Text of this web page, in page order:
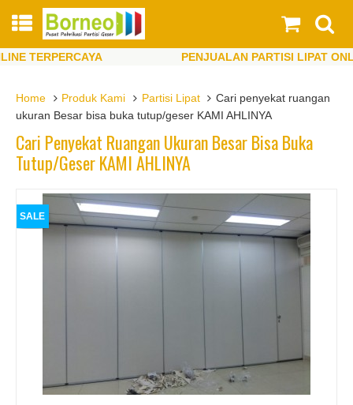
TERPERCAYA
PENJUALAN PARTISI LIPAT
Home
Produk Kami Partisi Lipat
Cari penyekat ruangan
ukuran Besar bisa buka tutup/geser KAMI AHLINYA
Cari Penyekat Ruangan Ukuran Besar Bisa Buka
Tutup/geser KAMI AHLINYA
SALE